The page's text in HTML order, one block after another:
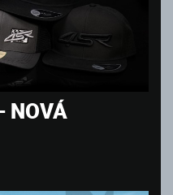
NOVÁ